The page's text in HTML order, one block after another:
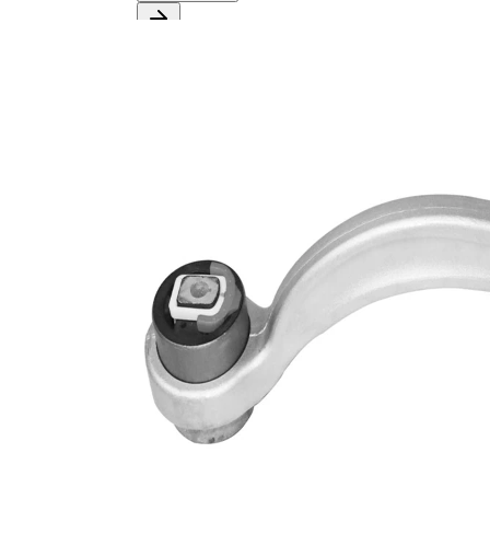
complémentaire
graisse
synthétique
Article
complémentaire /
Info complémentaire
2
avec rotule
suspension
Taraudage/Filetage
Numéro d'article en